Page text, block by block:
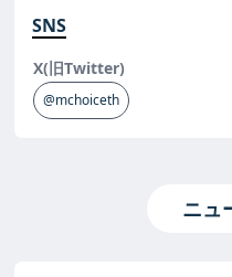
SNS
X(旧Twitter)
@mchoiceth
ニュ